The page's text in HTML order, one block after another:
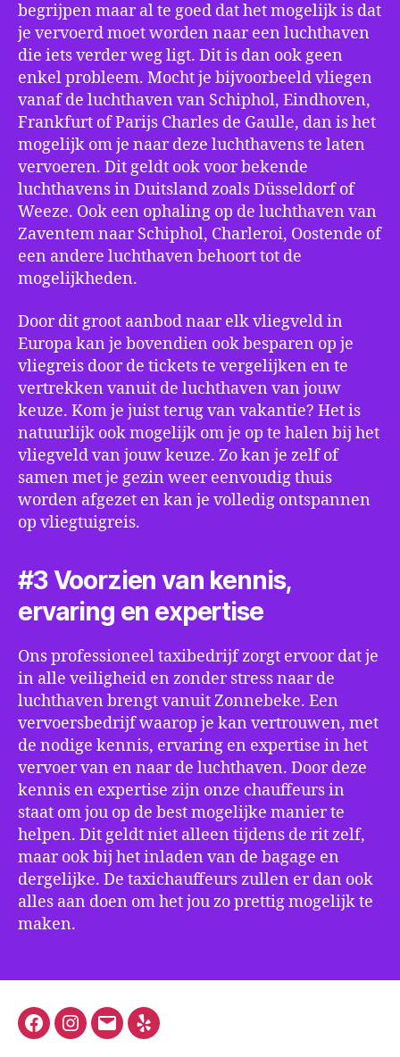
begrijpen maar al te goed dat het mogelijk is dat
je vervoerd moet worden naar een luchthaven
die iets verder weg ligt. Dit is dan ook geen
enkel probleem. Mocht je bijvoorbeeld vliegen
vanaf de luchthaven van Schiphol, Eindhoven,
Frankfurt of Parijs Charles de Gaulle, dan is het
mogelijk om je naar deze luchthavens te laten
vervoeren. Dit geldt ook voor bekende
luchthavens in Duitsland zoals Düsseldorf of
Weeze. Ook een ophaling op de luchthaven van
Zaventem naar Schiphol, Charleroi, Oostende of
een andere luchthaven behoort tot de
mogelijkheden.
Door dit groot aanbod naar elk vliegveld in
Europa kan je bovendien ook besparen op je
vliegreis door de tickets te vergelijken en te
vertrekken vanuit de luchthaven van jouw
keuze. Kom je juist terug van vakantie? Het is
natuurlijk ook mogelijk om je op te halen bij het
vliegveld van jouw keuze. Zo kan je zelf of
samen met je gezin weer eenvoudig thuis
worden afgezet en kan je volledig ontspannen
op vliegtuigreis.
#3 Voorzien van kennis,
ervaring en expertise
Ons professioneel taxibedrijf zorgt ervoor dat je
in alle veiligheid en zonder stress naar de
luchthaven brengt vanuit Zonnebeke. Een
vervoersbedrijf waarop je kan vertrouwen, met
de nodige kennis, ervaring en expertise in het
vervoer van en naar de luchthaven. Door deze
kennis en expertise zijn onze chauffeurs in
staat om jou op de best mogelijke manier te
helpen. Dit geldt niet alleen tijdens de rit zelf,
maar ook bij het inladen van de bagage en
dergelijke. De taxichauffeurs zullen er dan ook
alles aan doen om het jou zo prettig mogelijk te
maken.
FacebookInstagram
E-
Yelp